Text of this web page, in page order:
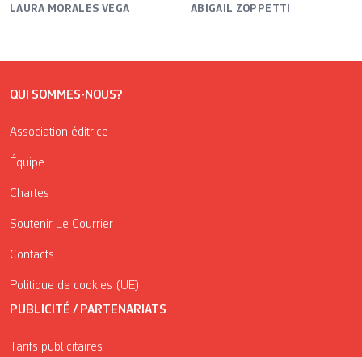
LAURA MORALES VEGA
ABIGAIL ZOPPETTI
QUI SOMMES-NOUS?
Association éditrice
Équipe
Chartes
Soutenir Le Courrier
Contacts
Politique de cookies (UE)
PUBLICITÉ / PARTENARIATS
Tarifs publicitaires